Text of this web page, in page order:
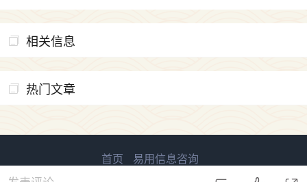
相关信息
热门文章
首页 易用信息咨询
鲁ICP备2023027138号-2